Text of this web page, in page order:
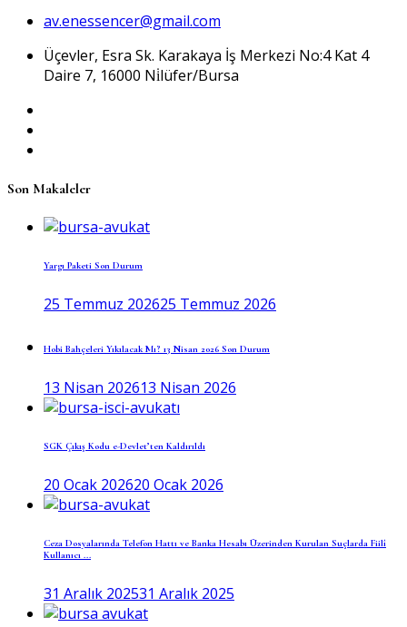
av.enessencer@gmail.com
Üçevler, Esra Sk. Karakaya İş Merkezi No:4 Kat 4
Daire 7, 16000 Ni̇lüfer/Bursa
Son Makaleler
Yargı Paketi Son Durum
25 Temmuz 202625 Temmuz 2026
Hobi Bahçeleri Yıkılacak Mı? 13 Nisan 2026 Son Durum
13 Nisan 202613 Nisan 2026
SGK Çıkış Kodu e-Devlet’ten Kaldırıldı
20 Ocak 202620 Ocak 2026
Ceza Dosyalarında Telefon Hattı ve Banka Hesabı Üzerinden Kurulan Suçlarda Fiilî
Kullanıcı ...
31 Aralık 202531 Aralık 2025